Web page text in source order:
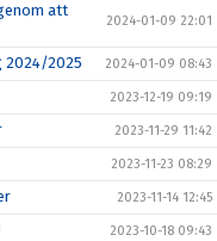
att
2024-01-09 22:01
2024/2025 2024-01-09 08:43
2023-12-19 09:19
2023-11-29 11:42
2023-11-23 08:29
2023-11-14 12:45
2023-10-18 09:43